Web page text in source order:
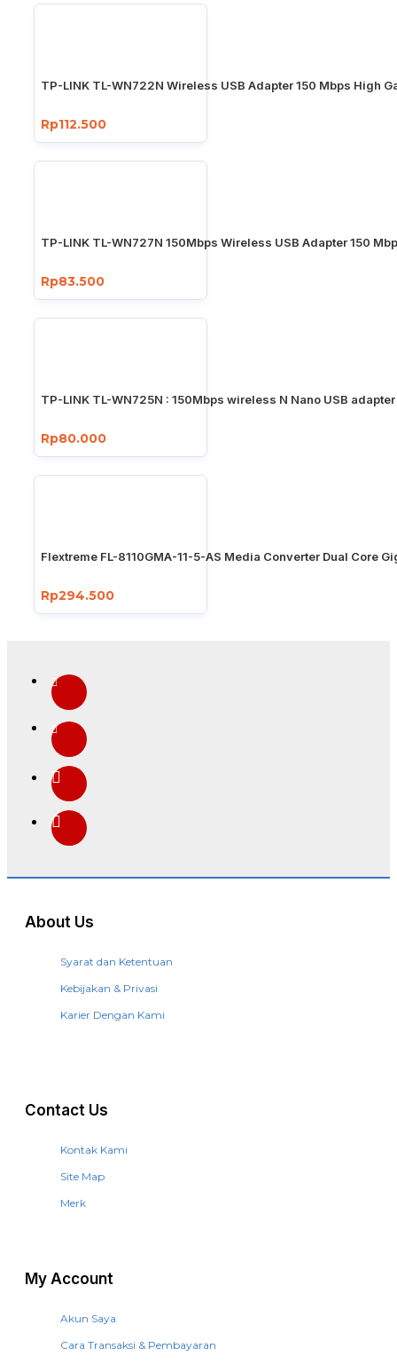
TP-LINK TL-WN722N Wireless USB Adapter 150 Mbps High
Rp112.500
TP-LINK TL-WN727N 150Mbps Wireless USB Adapter 150
Rp83.500
TP-LINK TL-WN725N : 150Mbps wireless N Nano USB adapter
Rp80.000
Flextreme FL-8110GMA-11-5-AS Media Converter Dual Core
Rp294.500
About Us
Syarat dan Ketentuan
Kebijakan & Privasi
Karier Dengan Kami
Contact Us
Kontak Kami
Site Map
Merk
My Account
Akun Saya
Cara Transaksi & Pembayaran